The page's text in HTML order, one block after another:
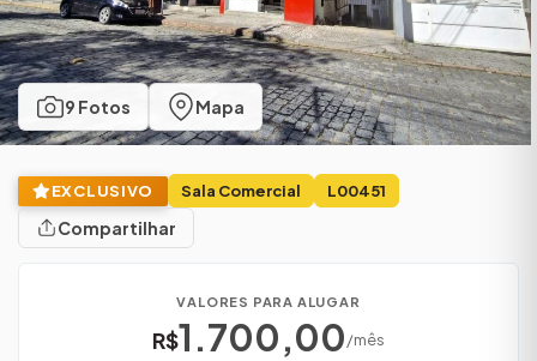
9 Fotos Mapa
EXCLUSIVO Sala Comercial L00451
Compartilhar
VALORES PARA ALUGAR
R$1.700,00/mês